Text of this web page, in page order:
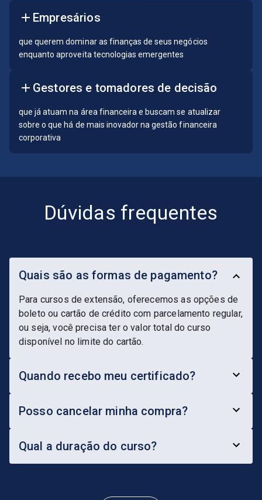
Empresários
que querem dominar as finanças de seus negócios
enquanto aproveita tecnologias emergentes
Gestores e tomadores de decisão
que já atuam na área financeira e buscam se atualizar
sobre o que há de mais inovador na gestão financeira
corporativa
Dúvidas frequentes
Quais são as formas de pagamento?
Para cursos de extensão, oferecemos as opções de
boleto ou cartão de crédito com parcelamento regular,
ou seja, você precisa ter o valor total do curso
disponível no limite do cartão.
Quando recebo meu certificado?
Posso cancelar minha compra?
Qual a duração do curso?